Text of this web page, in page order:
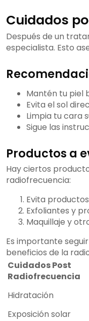
Cuidados
Después de un
especialista. Esto
Mantén tu piel
Evita el sol
Limpia tu cara
Sigue las
Productos a
Hay ciertos
radiofrecuencia:
Evita
Exfoliantes y
Maquillaje y
Es importante
beneficios de la
Cuidados Post
Radiofrecuencia
Hidratación
Exposición solar